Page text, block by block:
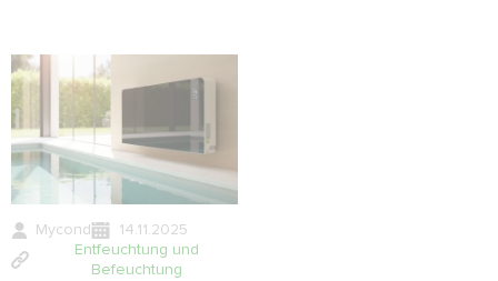
Mycond
14.11.2025
Entfeuchtung und
Befeuchtung